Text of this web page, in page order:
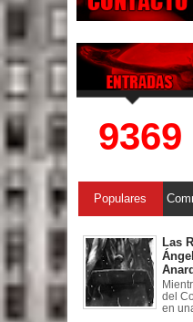
9369
Populares
Las
del
en